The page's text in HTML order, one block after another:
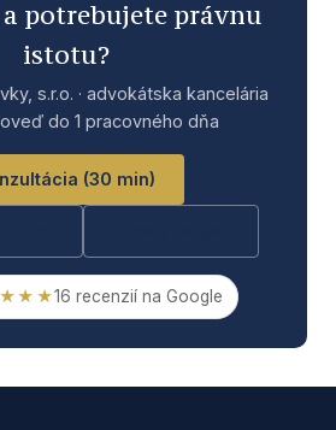
potrebujete právnu
istotu?
s.r.o. · advokátska kancelária
do 1 pracovného dňa
(30 min)
16 recenzií na Google